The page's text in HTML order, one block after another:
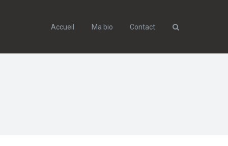
Accueil Ma bio Contact